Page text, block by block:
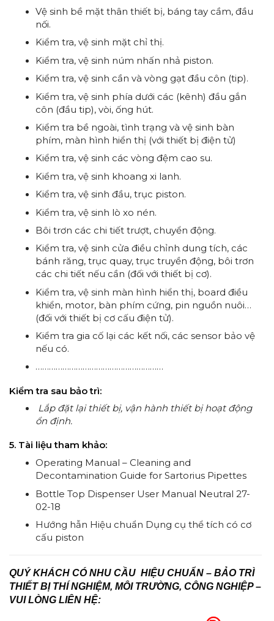
Vệ sinh bề mặt thân thiết bị, báng tay cầm, đầu
nối.
Kiểm tra, vệ sinh mặt chỉ thị.
Kiểm tra, vệ sinh núm nhấn nhả piston.
Kiểm tra, vệ sinh cần và vòng gạt đầu côn (tip).
Kiểm tra, vệ sinh phía dưới các (kênh) đầu gắn
côn (đầu tip), vòi, ống hút.
Kiểm tra bề ngoài, tình trạng và vệ sinh bàn
phím, màn hình hiển thị (với thiết bị điện tử)
Kiểm tra, vệ sinh các vòng đệm cao su.
Kiểm tra, vệ sinh khoang xi lanh.
Kiểm tra, vệ sinh đầu, trục piston.
Kiểm tra, vệ sinh lò xo nén.
Bôi trơn các chi tiết trượt, chuyển động.
Kiểm tra, vệ sinh cửa điều chỉnh dung tích, các
bánh răng, trục quay, trục truyền động, bôi trơn
các chi tiết nếu cần (đối với thiết bị cơ).
Kiểm tra, vệ sinh màn hình hiển thị, board điều
khiển, motor, bàn phím cứng, pin nguồn nuôi…
(đối với thiết bị cơ cấu điện tử).
Kiểm tra gia cố lại các kết nối, các sensor bảo vệ
nếu có.
…………………………………………………
Kiểm tra sau bảo trì:
Lắp đặt lại thiết bị, vận hành thiết bị hoạt động
ổn định.
5. Tài liệu tham khảo:
Operating Manual – Cleaning and
Decontamination Guide for Sartorius Pipettes
Bottle Top Dispenser User Manual Neutral 27-
02-18
Hướng hẫn Hiệu chuẩn Dụng cụ thể tích có cơ
cấu piston
QUÝ KHÁCH CÓ NHU CẦU HIỆU CHUẨN – BẢO TRÌ
THIẾT BỊ THÍ NGHIỆM, MÔI TRƯỜNG, CÔNG NGHIỆP –
VUI LÒNG LIÊN HỆ: